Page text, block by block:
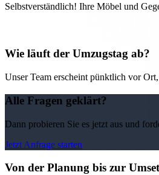
Selbstverständlich! Ihre Möbel und
Wie läuft der Umzugstag ab?
Unser Team erscheint pünktlich vor
Alle Fragen geklärt?
Dann probieren Sie es jetzt aus und
Jetzt Anfrage starten
Von der Planung bis zur